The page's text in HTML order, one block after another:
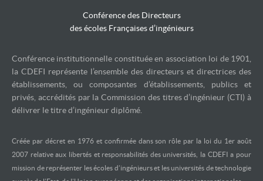
Conférence des Directeurs
des écoles Françaises d’ingénieurs
Conférence institutionnelle constituée en association loi de 1901,
la CDEFI représente l’ensemble des directeurs et directrices des
établissements, ou composantes d’établissements, publics et
privés, accrédités par la Commission des titres d’ingénieur (CTI) à
délivrer le titre d’ingénieur diplômé.
Créée par décret en 1976 et confirmée dans son rôle par la loi du 1er août
2007 relative aux libertés et responsabilités des universités, la CDEFI a pour
mission de représenter les écoles d’ingénieurs et les universités de technologie